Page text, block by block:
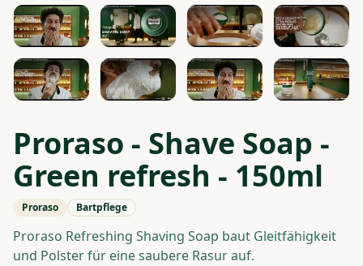
Proraso - Shave Soap -
Green refresh - 150ml
Proraso Bartpflege
Proraso Refreshing Shaving Soap baut Gleitfähigkeit
und Polster für eine saubere Rasur auf.